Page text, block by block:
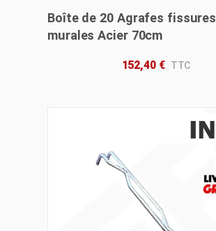
Boîte de 20 Agrafes fissures
murales Acier 70cm
152,40 €